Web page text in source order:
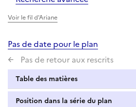
Voir le fil d'Ariane
Pas de date pour le plan
Pas de retour aux rescrits
Table des matières
Position dans la série du plan